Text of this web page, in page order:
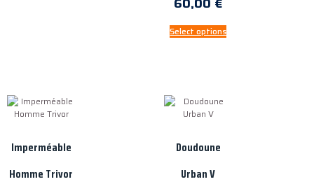
Select options
Imperméable
Homme Trivor
Doudoune
Urban V